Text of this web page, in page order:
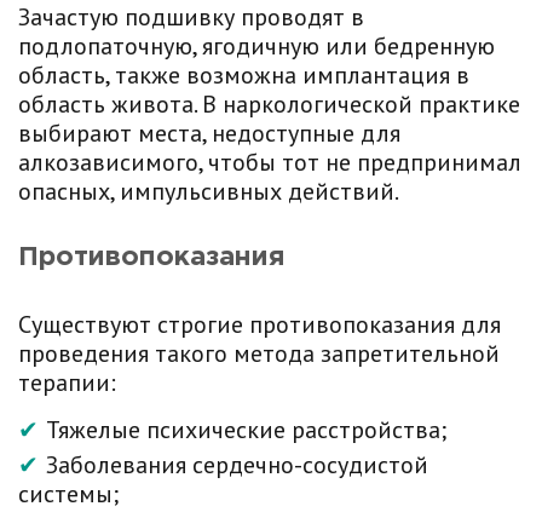
Зачастую подшивку проводят в
подлопаточную, ягодичную или бедренную
область, также возможна имплантация в
область живота. В наркологической практике
выбирают места, недоступные для
алкозависимого, чтобы тот не предпринимал
опасных, импульсивных действий.
Противопоказания
Существуют строгие противопоказания для
проведения такого метода запретительной
терапии:
Тяжелые психические расстройства;
Заболевания сердечно-сосудистой
системы;